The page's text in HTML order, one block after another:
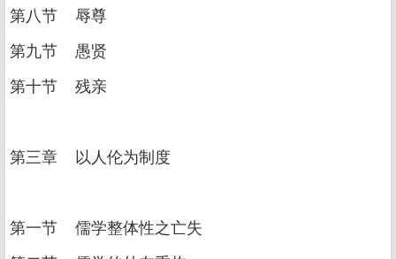
第八节 辱尊
第九节 愚贤
第十节 残亲
第三章 以人伦为制度
第一节 儒学整体性之亡失